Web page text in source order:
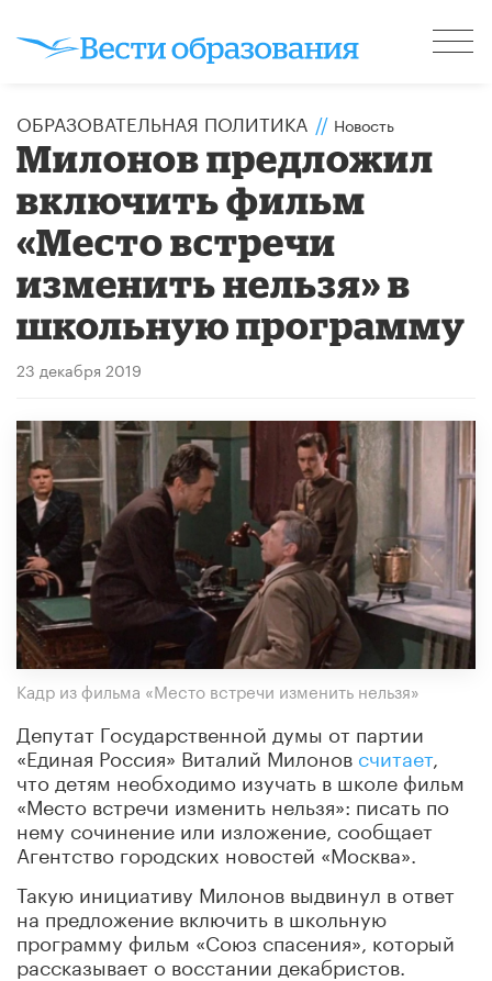
ОБРАЗОВАТЕЛЬНАЯ ПОЛИТИКА // Новость
Милонов предложил
включить фильм
«Место встречи
изменить нельзя» в
школьную программу
23 декабря 2019
Кадр из фильма «Место встречи изменить нельзя»
Депутат Государственной думы от партии
«Единая Россия» Виталий Милонов считает,
что детям необходимо изучать в школе фильм
«Место встречи изменить нельзя»: писать по
нему сочинение или изложение, сообщает
Агентство городских новостей «Москва».
Такую инициативу Милонов выдвинул в ответ
на предложение включить в школьную
программу фильм «Союз спасения», который
рассказывает о восстании декабристов.